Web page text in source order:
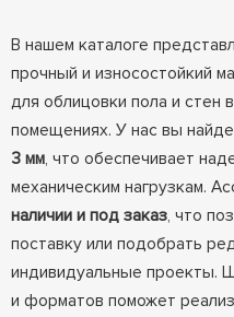
В нашем каталоге
прочный и износостойкий
для облицовки пола и стен
помещениях. У нас вы
3 мм, что обеспечивает
механическим нагрузкам.
наличии и под заказ, что
поставку или подобрать
индивидуальные проекты.
и форматов поможет